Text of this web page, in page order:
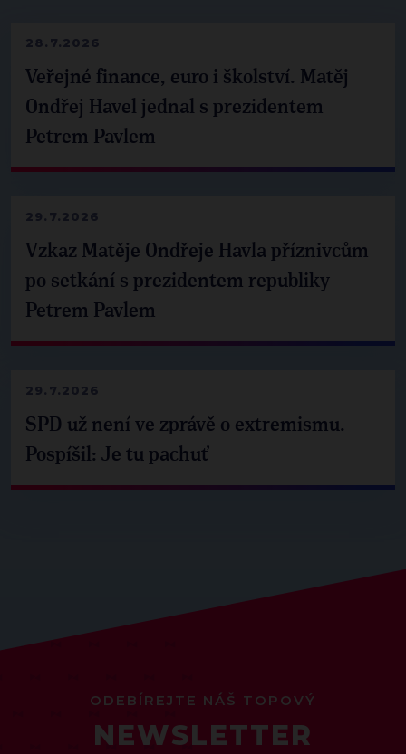
28.7.2026
Veřejné finance, euro i školství. Matěj
Ondřej Havel jednal s prezidentem
Petrem Pavlem
29.7.2026
Vzkaz Matěje Ondřeje Havla příznivcům
po setkání s prezidentem republiky
Petrem Pavlem
29.7.2026
SPD už není ve zprávě o extremismu.
Pospíšil: Je tu pachuť
ODEBÍREJTE NÁŠ TOPOVÝ
NEWSLETTER